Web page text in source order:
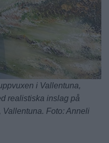
i Vallentuna,
realistiska inslag på
Vallentuna. Foto: Anneli